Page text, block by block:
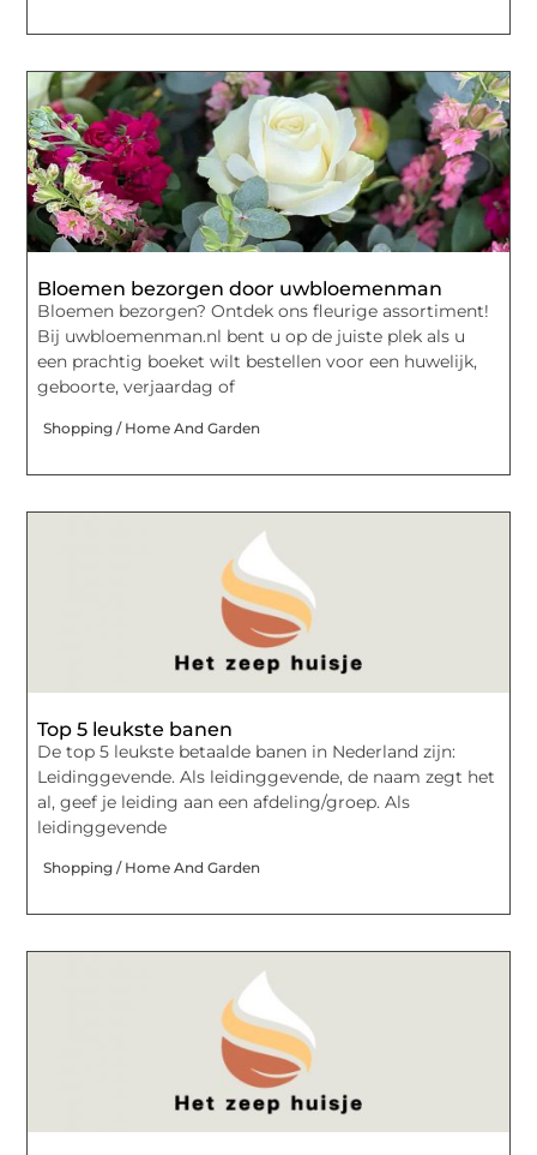
Bloemen bezorgen door uwbloemenman
Bloemen bezorgen? Ontdek ons fleurige assortiment!
Bij uwbloemenman.nl bent u op de juiste plek als u
een prachtig boeket wilt bestellen voor een huwelijk,
geboorte, verjaardag of
Shopping / Home And Garden
Top 5 leukste banen
De top 5 leukste betaalde banen in Nederland zijn:
Leidinggevende. Als leidinggevende, de naam zegt het
al, geef je leiding aan een afdeling/groep. Als
leidinggevende
Shopping / Home And Garden